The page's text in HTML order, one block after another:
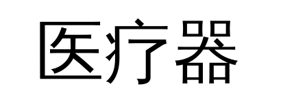
医疗器